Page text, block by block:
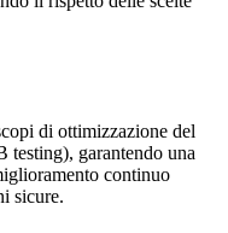
di ottimizzazione del
garantendo una
continuo
sicure.